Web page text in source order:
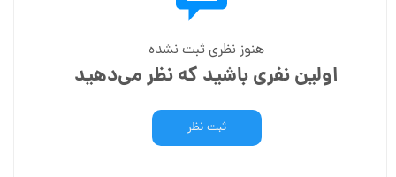
هنوز نظری ثبت نشده
اولین نفری باشید که نظر می‌دهید
ثبت نظر